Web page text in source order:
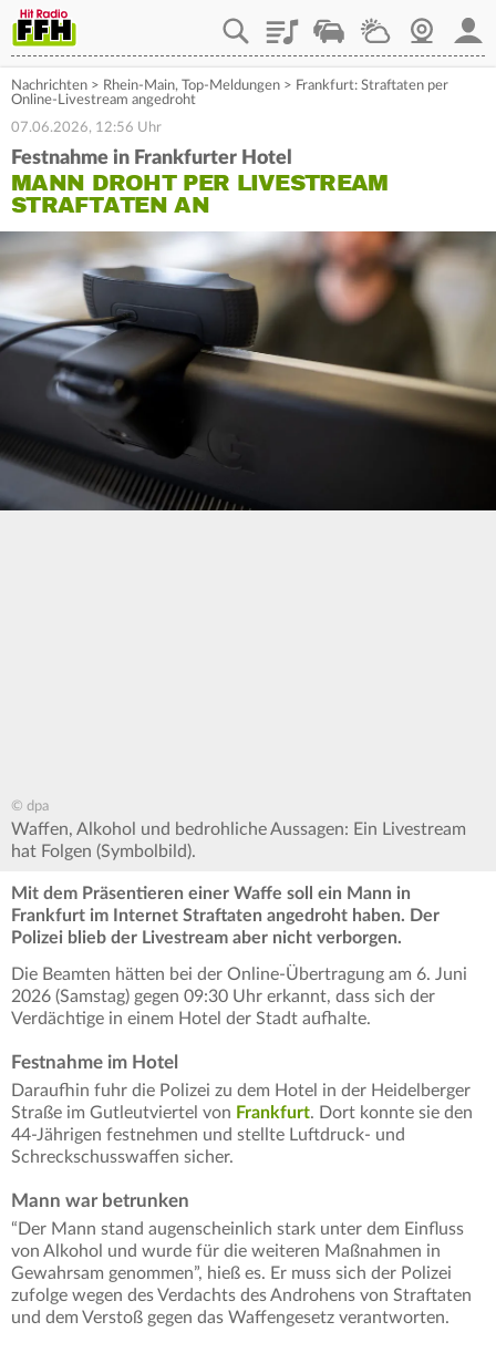
PlaylistStaupilotWetterWebcam
Nachrichten > Rhein-Main, Top-Meldungen > Frankfurt: Straftaten per
Online-Livestream angedroht
07.06.2026, 12:56 Uhr
Festnahme in Frankfurter Hotel
MANN DROHT PER LIVESTREAM
STRAFTATEN AN
© dpa
Waffen, Alkohol und bedrohliche Aussagen: Ein Livestream
hat Folgen (Symbolbild).
Mit dem Präsentieren einer Waffe soll ein Mann in
Frankfurt im Internet Straftaten angedroht haben. Der
Polizei blieb der Livestream aber nicht verborgen.
Die Beamten hätten bei der Online-Übertragung am 6. Juni
2026 (Samstag) gegen 09:30 Uhr erkannt, dass sich der
Verdächtige in einem Hotel der Stadt aufhalte.
Festnahme im Hotel
Daraufhin fuhr die Polizei zu dem Hotel in der Heidelberger
Straße im Gutleutviertel von Frankfurt. Dort konnte sie den
44-Jährigen festnehmen und stellte Luftdruck- und
Schreckschusswaffen sicher.
Mann war betrunken
“Der Mann stand augenscheinlich stark unter dem Einfluss
von Alkohol und wurde für die weiteren Maßnahmen in
Gewahrsam genommen”, hieß es. Er muss sich der Polizei
zufolge wegen des Verdachts des Androhens von Straftaten
und dem Verstoß gegen das Waffengesetz verantworten.